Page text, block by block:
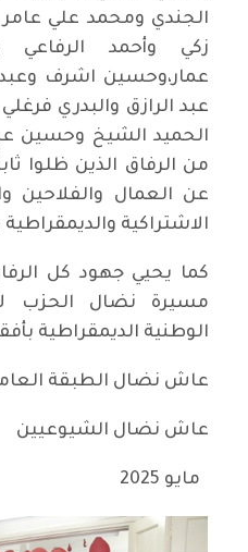
الجندي ومحمد علي
زكي وأحمد
عمار،وحسين اشرف
عبد الرازق والبدري
الحميد الشيخ وحسين
من الرفاق الذين ظلوا
عن العمال والفلاحين
الاشتراكية والديمقراطية
كما يحيي جهود كل
مسيرة نضال الحزب
الوطنية الديمقراطية
عاش نضال الطبقة
عاش نضال الشيوعيين
مايو 2025